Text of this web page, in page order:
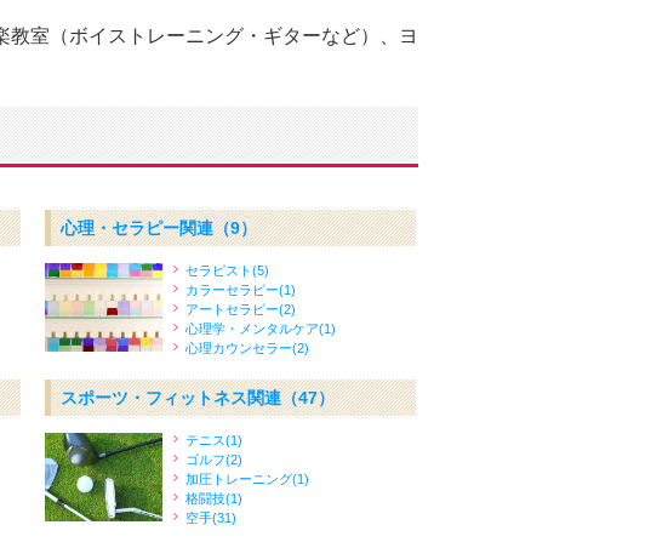
室（ボイストレーニング・ギターなど）、ヨ
心理・セラピー関連（9）
セラピスト(5)
カラーセラピー(1)
アートセラピー(2)
心理学・メンタルケア(1)
心理カウンセラー(2)
スポーツ・フィットネス関連（47）
テニス(1)
ゴルフ(2)
加圧トレーニング(1)
格闘技(1)
空手(31)